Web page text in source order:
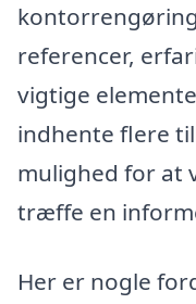
referencer,
vigtige
indhente flere
mulighed for at
træffe en
Her er nogle